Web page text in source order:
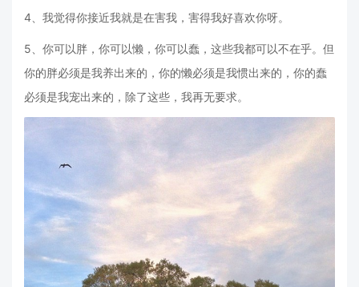
4、我觉得你接近我就是在害我，害得我好喜欢你呀。
5、你可以胖，你可以懒，你可以蠢，这些我都可以不在乎。但
你的胖必须是我养出来的，你的懒必须是我惯出来的，你的蠢
必须是我宠出来的，除了这些，我再无要求。